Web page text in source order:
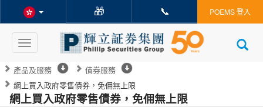
🎁 📞 POEMS 登入
Toggle
navigation
產品及服務
債券服務
網上買入政府零售債券，免佣無上限
網上買入政府零售債券，免佣無上限